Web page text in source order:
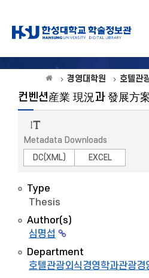
경영대학원 호텔관
컨벤션産業 現況과 發展方
Metadata Downloads
DC(XML)
EXCEL
Type
Thesis
Author(s)
심명섭
Department
호텔관광외식경영학과관광경